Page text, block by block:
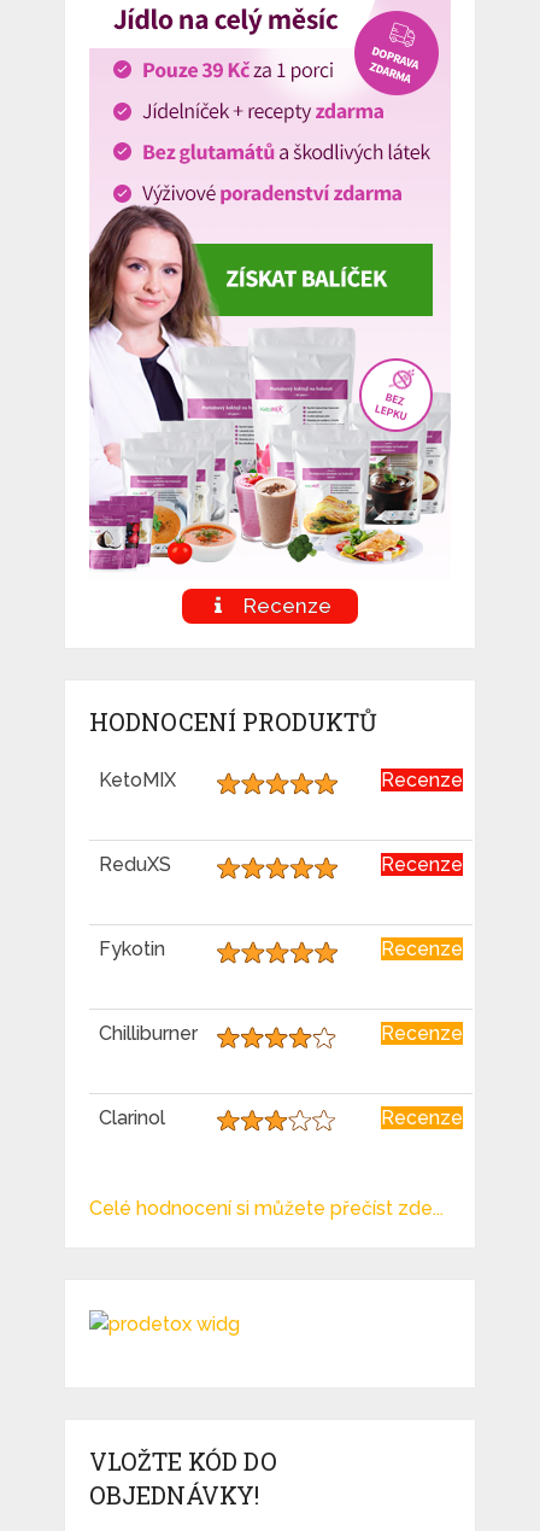
Recenze
HODNOCENÍ PRODUKTŮ
KetoMIX Recenze
ReduXS Recenze
Fykotin Recenze
Chilliburner Recenze
Clarinol Recenze
Celé hodnocení si můžete přečíst zde...
VLOŽTE KÓD DO
OBJEDNÁVKY!